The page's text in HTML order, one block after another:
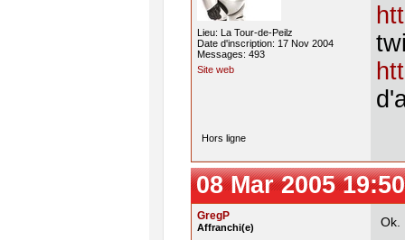
Lieu: La Tour-de-Peilz
Date d'inscription: 17 Nov 2004
Messages: 493
Site web
Hors ligne
08 Mar 2005
GregP
Affranchi(e) Ok.